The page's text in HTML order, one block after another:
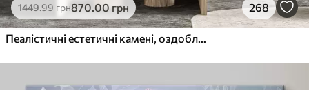
1449.99грн870.00 грн 268
Пеалістичні естетичні камені, оздоблення будинку, природне освітлення